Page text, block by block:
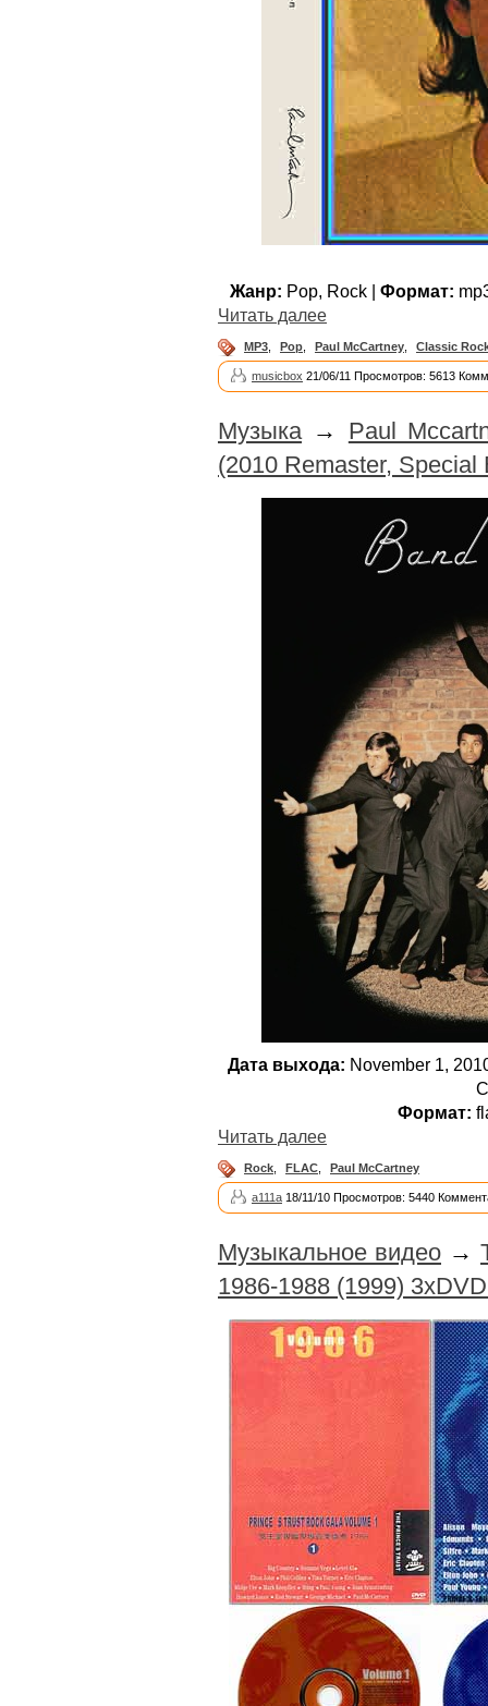
Жанр: Pop, Rock | Формат:
Читать далее
MP3 Pop Paul McCartney Classic
musicbox 21/06/11 Просмотров: 5613
Музыка→ Paul
(2010 Remaster, Special
Дата выхода: November 1,
Формат:
Читать далее
Rock FLAC Paul McCartney
a111a 18/11/10 Просмотров: 5440
Музыкальное видео →
1986-1988 (1999)